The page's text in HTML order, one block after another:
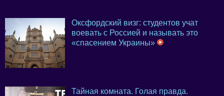
Оксфордский визг: студентов учат
воевать с Россией и называть это
«спасением Украины»
Тайная комната. Голая правда.